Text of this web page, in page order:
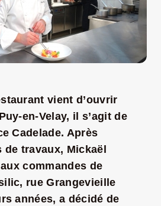
vient d’ouvrir
en-Velay, il s’agit de
Cadelade. Après
travaux, Mickaël
commandes de
rue Grangevieille
années, a décidé de